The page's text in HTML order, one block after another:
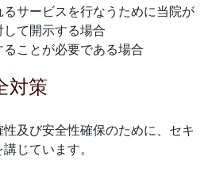
サービスを行なうために当院が
て開示する場合
ことが必要である場合
対策
及び安全性確保のために、セキ
じています。